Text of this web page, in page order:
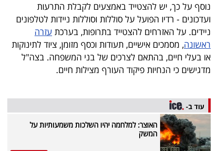
דרושים
ניוזלטרים
מייל
אדום
נוסף על כך, יש להצטייד באמצעים לקבלת התרעות
ועדכונים - רדיו הפועל על סוללות וסוללות ניידות לטלפונים
ניידים. על האזרחים להצטייד בתרופות, בערכת עזרה
ראשונה, מסמכים אישיים, תעודות וכסף מזומן, ציוד לתינוקות
או בעלי חיים, בהתאם לצרכים של בני המשפחה. בצה"ל
מדגישים כי הנחיות פיקוד העורף מצילות חיים.
עוד ב-
האוצר: למלחמה יהיו השלכות משמעותיות על
המשק